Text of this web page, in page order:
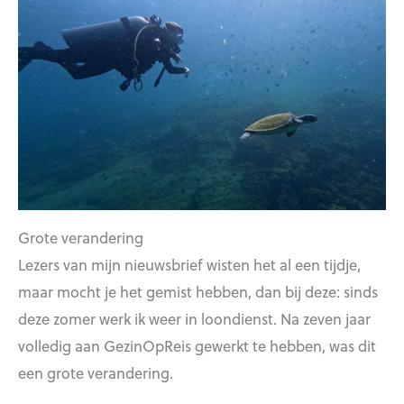
Grote verandering
Lezers van mijn nieuwsbrief wisten het al een tijdje,
maar mocht je het gemist hebben, dan bij deze: sinds
deze zomer werk ik weer in loondienst. Na zeven jaar
volledig aan GezinOpReis gewerkt te hebben, was dit
een grote verandering.